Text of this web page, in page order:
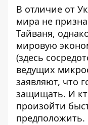
В отличие от
мира не
Тайваня,
мировую
(здесь
ведущих
заявляют, что
защищать. И
произойти
предположить.